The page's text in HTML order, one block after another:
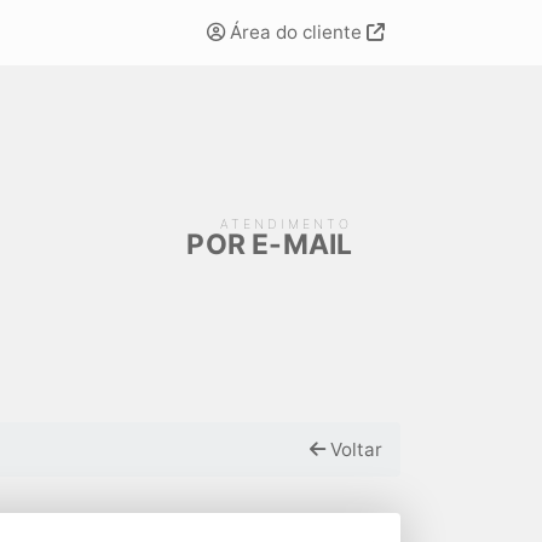
Área do cliente
ATENDIMENTO
POR E-MAIL
Voltar